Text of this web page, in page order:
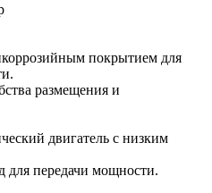
покрытием для
размещения и
двигатель с низким
передачи мощности.